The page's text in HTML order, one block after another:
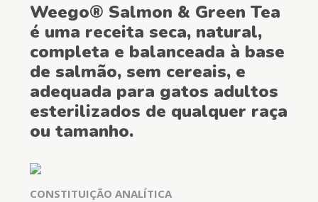
Weego® Salmon & Green Tea
é uma receita seca, natural,
completa e balanceada à base
de salmão, sem cereais, e
adequada para gatos adultos
esterilizados de qualquer raça
ou tamanho.
CONSTITUIÇÃO ANALÍTICA